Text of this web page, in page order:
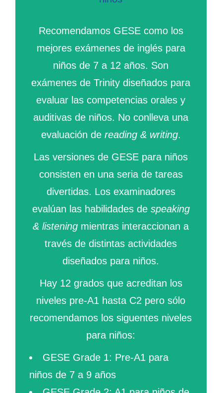
Recomendamos GESE como los
mejores exámenes de inglés para
niños de 7 a 12 años. Son
exámenes de Trinity diseñados para
evaluar las competencias orales y
auditivas de niños. No conlleva una
evaluación de reading & writing.
Las versiones de GESE para niños
consisten en una seria de tareas
divertidas. Los examinadores
evalúan las habilidades de speaking
& listening mientras interaccionan a
través de distintas actividades
diseñados para niños.
Hay 12 grados que acreditan los
niveles pre-A1 hasta C2 pero sólo
recomendamos los siguentes niveles
para niños:
GESE Grade 1: Pre-A1 para
niños de 7 a 9 años